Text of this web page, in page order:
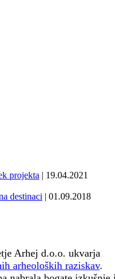
projekta | 19.04.2021
destinaci | 01.09.2018
Arhej d.o.o. ukvarja
arheoloških raziskav.